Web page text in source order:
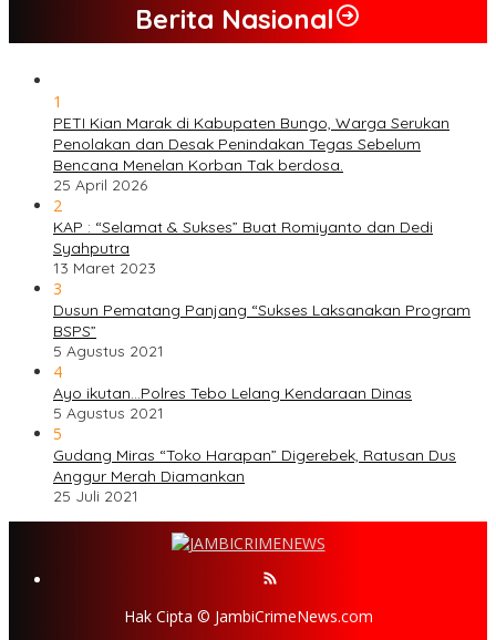
Berita Nasional
1
PETI Kian Marak di Kabupaten Bungo, Warga Serukan
Penolakan dan Desak Penindakan Tegas Sebelum
Bencana Menelan Korban Tak berdosa.
25 April 2026
2
KAP : “Selamat & Sukses” Buat Romiyanto dan Dedi
Syahputra
13 Maret 2023
3
Dusun Pematang Panjang “Sukses Laksanakan Program
BSPS”
5 Agustus 2021
4
Ayo ikutan…Polres Tebo Lelang Kendaraan Dinas
5 Agustus 2021
5
Gudang Miras “Toko Harapan” Digerebek, Ratusan Dus
Anggur Merah Diamankan
25 Juli 2021
Hak Cipta © JambiCrimeNews.com